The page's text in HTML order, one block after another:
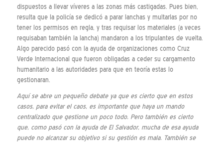
dispuestos a llevar víveres a las zonas más castigadas. Pues bien,
resulta que la policía se dedicó a parar lanchas y multarlas por no
tener los permisos en regla, y tras requisar los materiales (a veces
requisaban también la lancha) mandaron a los tripulantes de vuelta.
Algo parecido pasó con la ayuda de organizaciones como Cruz
Verde Internacional que fueron obligadas a ceder su cargamento
humanitario a las autoridades para que en teoría estas lo
gestionaran.
Aquí se abre un pequeño debate ya que es cierto que en estos
casos, para evitar el caos, es importante que haya un mando
centralizado que gestione un poco todo. Pero también es cierto
que, como pasó con la ayuda de El Salvador, mucha de esa ayuda
puede no alcanzar su objetivo si su gestión es mala. También se